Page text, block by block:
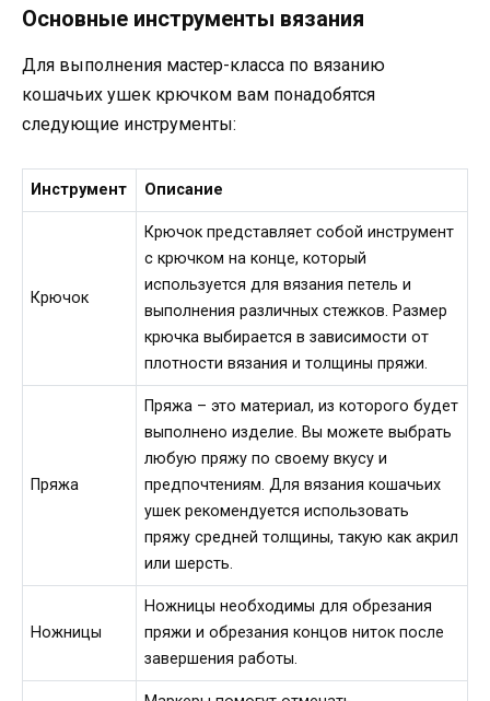
Основные инструменты вязания
Для выполнения мастер-класса по вязанию
кошачьих ушек крючком вам понадобятся
следующие инструменты:
Инструмент Описание
Крючок
Крючок представляет собой инструмент
с крючком на конце, который
используется для вязания петель и
выполнения различных стежков. Размер
крючка выбирается в зависимости от
плотности вязания и толщины пряжи.
Пряжа
Пряжа – это материал, из которого будет
выполнено изделие. Вы можете выбрать
любую пряжу по своему вкусу и
предпочтениям. Для вязания кошачьих
ушек рекомендуется использовать
пряжу средней толщины, такую как акрил
или шерсть.
Ножницы
Ножницы необходимы для обрезания
пряжи и обрезания концов ниток после
завершения работы.